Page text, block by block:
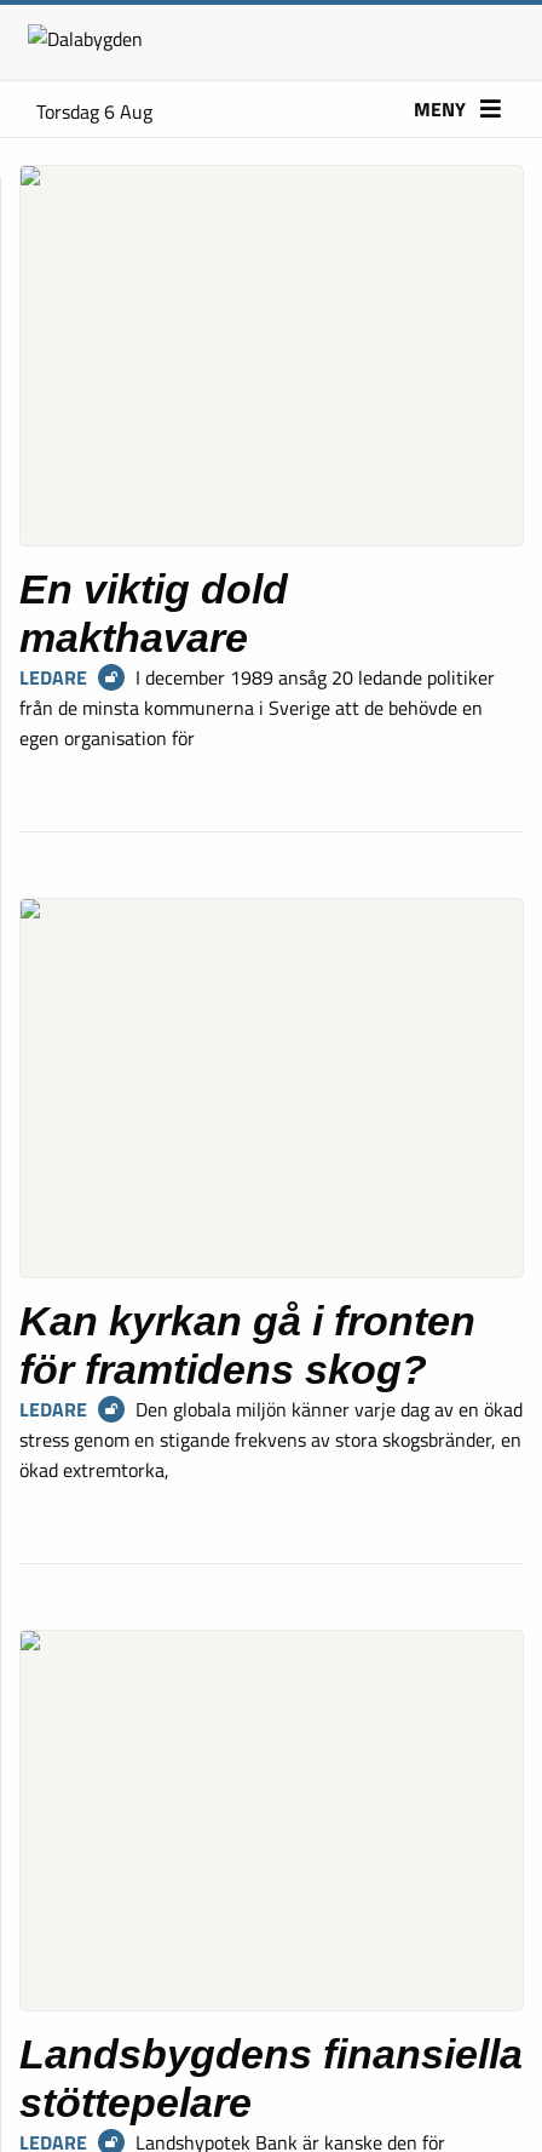
Torsdag 6 Aug MENY
En viktig dold
makthavare
LEDARE
I december 1989 ansåg 20 ledande politiker
från de minsta kommunerna i Sverige att de behövde en
egen organisation för
Kan kyrkan gå i fronten
för framtidens skog?
LEDARE
Den globala miljön känner varje dag av en ökad
stress genom en stigande frekvens av stora skogsbränder, en
ökad extremtorka,
Landsbygdens finansiella
stöttepelare
LEDARE
Landshypotek Bank är kanske den för